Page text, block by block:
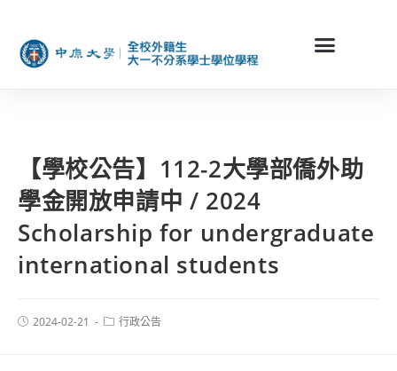
【學校公告】112-2大學部僑外助
學金開放申請中 / 2024
Scholarship for undergraduate
international students
2024-02-21 行政公告